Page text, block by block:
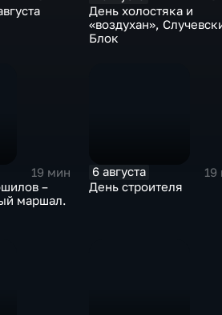
День холостяка и
«воздухан»,
Блок
19 мин
–
маршал.
6 августа
19
День строителя